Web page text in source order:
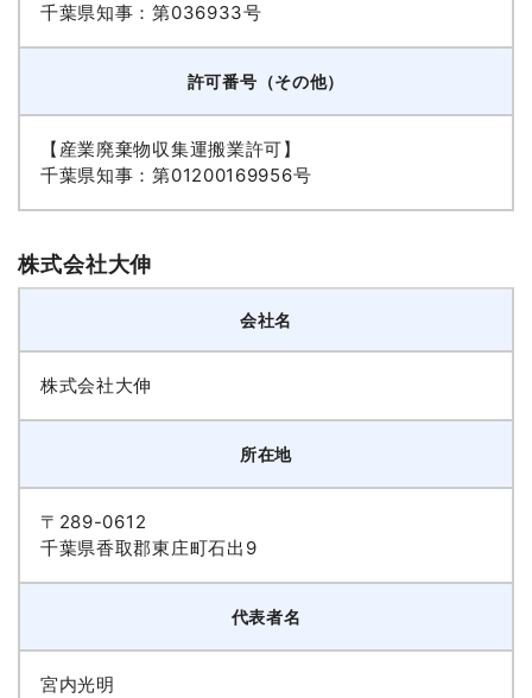
千葉県知事：第036933号
許可番号（その他）
【産業廃棄物収集運搬業許可】
千葉県知事：第01200169956号
株式会社大伸
会社名
株式会社大伸
所在地
〒289-0612
千葉県香取郡東庄町石出9
代表者名
宮内光明